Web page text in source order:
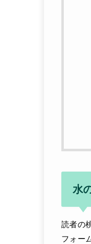
水
読者の
フォー